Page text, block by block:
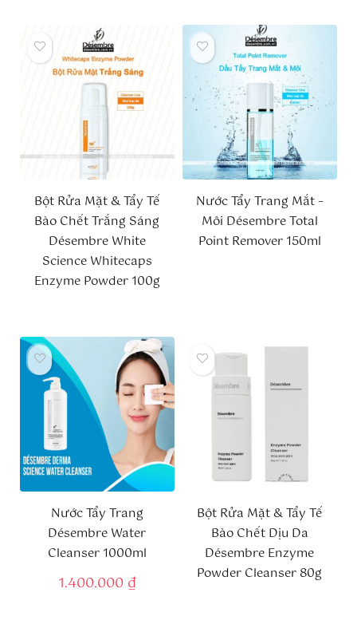
Bột Rửa Mặt & Tẩy Tế
Bào Chết Trắng Sáng
Désembre White
Science Whitecaps
Enzyme Powder 100g
Nước Tẩy Trang Mắt –
Môi Désembre Total
Point Remover 150ml
Nước Tẩy Trang
Désembre Water
Cleanser 1000ml
1.400.000 ₫
Bột Rửa Mặt & Tẩy Tế
Bào Chết Dịu Da
Désembre Enzyme
Powder Cleanser 80g